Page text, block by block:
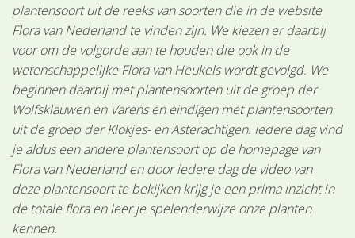
plantensoort uit de reeks van soorten die in de website
Flora van Nederland te vinden zijn. We kiezen er daarbij
voor om de volgorde aan te houden die ook in de
wetenschappelijke Flora van Heukels wordt gevolgd. We
beginnen daarbij met plantensoorten uit de groep der
Wolfsklauwen en Varens en eindigen met plantensoorten
uit de groep der Klokjes- en Asterachtigen. Iedere dag vind
je aldus een andere plantensoort op de homepage van
Flora van Nederland en door iedere dag de video van
deze plantensoort te bekijken krijg je een prima inzicht in
de totale flora en leer je spelenderwijze onze planten
kennen.